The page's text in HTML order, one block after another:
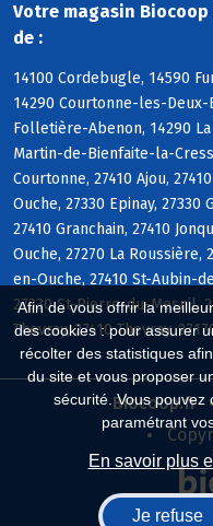
Afin de vous offrir la
des cookies : pour assurer
récolter des statistiques
du site et vous proposer
sécurité. Vous pouvez
paramétrant
En savoir plus
Je refuse
Votre magasin
de :
14100 Cordebugle, 14590
14290 Courtonne-les-Deux-
Folletière-Abenon, 14290
Martin-de-Bienfaite-la-
Courtonne, 27410 Ajou,
Ouche, 27330 Epinay, 27330
27410 Granchain, 27410
Ouche, 27270 La Roussière,
en-Ouche, 27410 St-Aubin-
27330 St-Pierre-du-Mesnil,
Thevray, 27410 Thevray,
Biocoop.fr